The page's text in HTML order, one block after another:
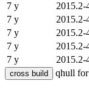
7 y
2015.2-
7 y
2015.2-
7 y
2015.2-
7 y
2015.2-
7 y
2015.2-
qhull for